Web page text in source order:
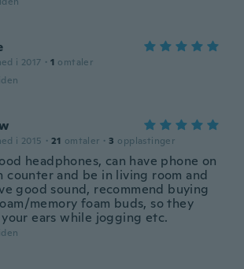
i 2017 · 1 omtaler
i 2015 · 21 omtaler · 3 opplastinger
headphones, can have phone on
counter and be in living room and
good sound, recommend buying
memory foam buds, so they
ears while jogging etc.